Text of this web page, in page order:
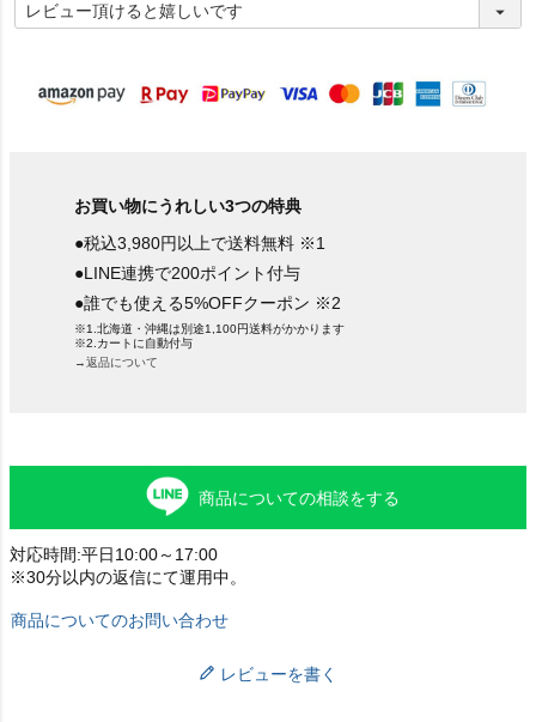
必
須
お買い物にうれしい3つの特典
●税込3,980円以上で送料無料 ※1
●LINE連携で200ポイント付与
●誰でも使える5%OFFクーポン ※2
※1.北海道・沖縄は別途1,100円送料がかかります
※2.カートに自動付与
→返品について
商品についての相談をする
対応時間:平日10:00～17:00
※30分以内の返信にて運用中。
商品についてのお問い合わせ
レビューを書く